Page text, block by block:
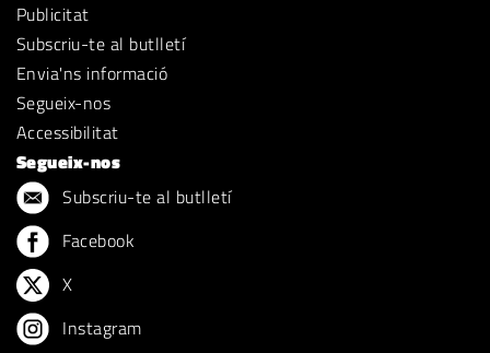
Publicitat
Subscriu-te al butlletí
Envia'ns informació
Segueix-nos
Accessibilitat
Segueix-nos
Subscriu-te al butlletí
Facebook
X
Instagram